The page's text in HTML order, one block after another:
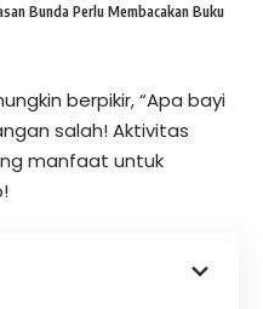
Bunda Perlu Membacakan Buku
berpikir, “Apa bayi
salah! Aktivitas
manfaat untuk